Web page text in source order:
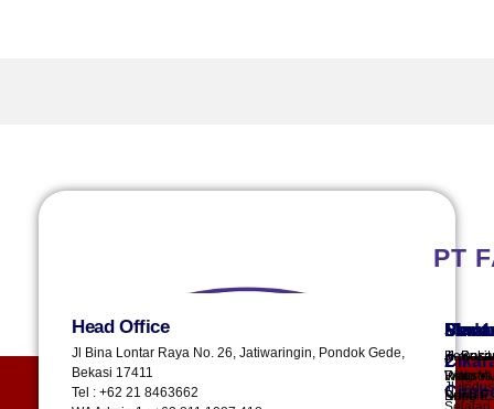
PT
Head Office
Jl Bina Lontar Raya No. 26, Jatiwaringin, Pondok Gede,
Bekasi 17411
Tel : +62 21 8463662
Plant
Jl.
Plant
2
Industri
Depo
Jl. Bukit
Wato VI,
Bringin,
Jl.
No.4